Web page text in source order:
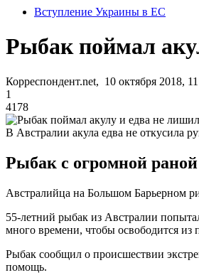
Вступление Украины в ЕС
Рыбак поймал
Корреспондент.net, 10 октября 2018,
1
4178
В Австралии акула едва не откусила
Рыбак с огромной раной
Австралийца на Большом Барьерном
55-летний рыбак из Австралии
много времени, чтобы освободится
Рыбак сообщил о происшествии
помощь.